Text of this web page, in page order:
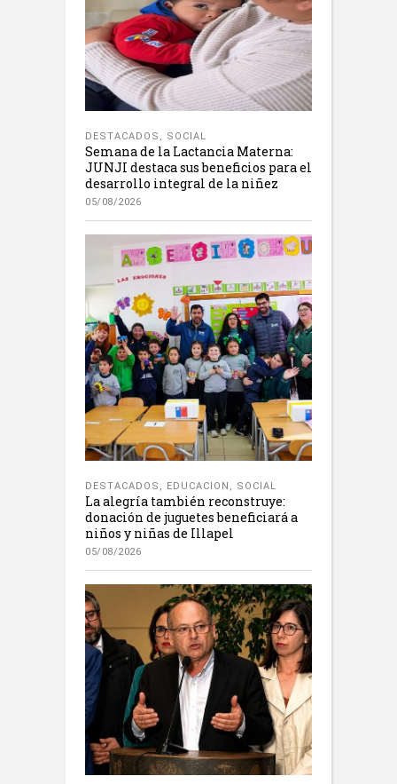
DESTACADOS , SOCIAL
Semana de la Lactancia Materna:
JUNJI destaca sus beneficios para el
desarrollo integral de la niñez
05/08/2026
DESTACADOS , EDUCACION , SOCIAL
La alegría también reconstruye:
donación de juguetes beneficiará a
niños y niñas de Illapel
05/08/2026